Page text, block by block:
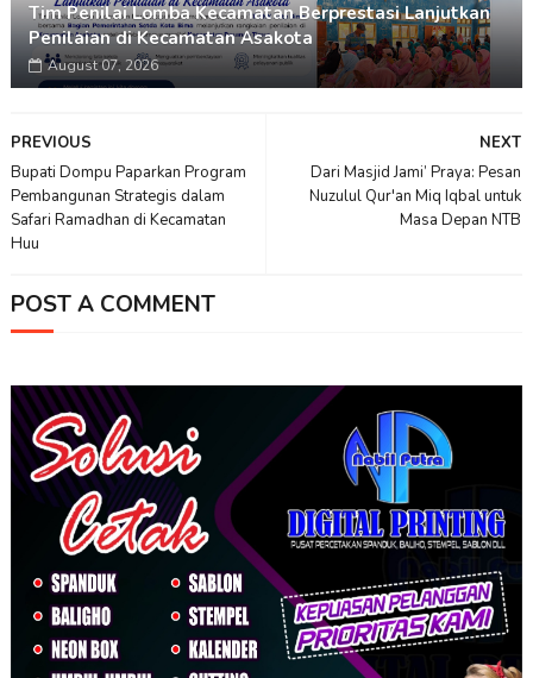
Tim Penilai Lomba Kecamatan Berprestasi Lanjutkan
Penilaian di Kecamatan Asakota
August 07, 2026
NEXT
Dari Masjid Jami’ Praya: Pesan
Nuzulul Qur'an Miq Iqbal untuk
Masa Depan NTB
PREVIOUS
Bupati Dompu Paparkan Program
Pembangunan Strategis dalam
Safari Ramadhan di Kecamatan
Huu
POST A COMMENT